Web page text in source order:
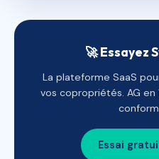
🚀 Essayez
La plateforme SaaS
vos copropriétés. AG en
Essai